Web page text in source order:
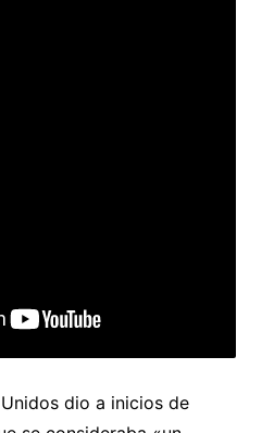
dio a inicios de